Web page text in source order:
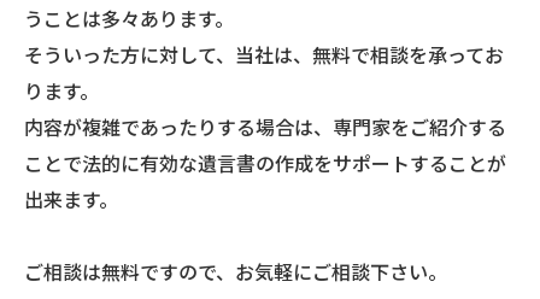
うことは多々あります。
そういった方に対して、当社は、無料で相談を承ってお
ります。
内容が複雑であったりする場合は、専門家をご紹介する
ことで法的に有効な遺言書の作成をサポートすることが
出来ます。
ご相談は無料ですので、お気軽にご相談下さい。